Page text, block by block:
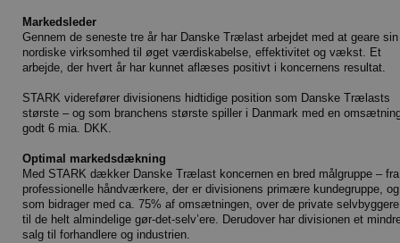
Markedsleder
Gennem de seneste tre år har Danske Trælast arbejdet med at geare sin
nordiske virksomhed til øget værdiskabelse, effektivitet og vækst. Et
arbejde, der hvert år har kunnet aflæses positivt i koncernens resultat.
STARK viderefører divisionens hidtidige position som Danske Trælasts
største – og som branchens største spiller i Danmark med en
godt 6 mia. DKK.
Optimal markedsdækning
Med STARK dækker Danske Trælast koncernen en bred målgruppe –
professionelle håndværkere, der er divisionens primære kundegruppe, og
som bidrager med ca. 75% af omsætningen, over de private
til de helt almindelige gør-det-selv’ere. Derudover har divisionen et
salg til forhandlere og industrien.